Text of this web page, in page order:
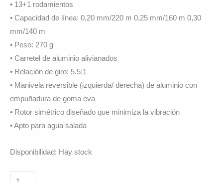
• 13+1 rodamientos
• Capacidad de línea: 0,20 mm/220 m 0,25 mm/160 m 0,30
mm/140 m
• Peso: 270 g
• Carretel de aluminio alivianados
• Relación de giro: 5.5:1
• Manivela reversible (izquierda/ derecha) de aluminio con
empuñadura de goma eva
• Rotor simétrico diseñado que minimiza la vibración
• Apto para agua salada
Disponibilidad: Hay stock